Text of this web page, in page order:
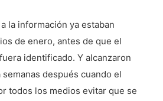
la información ya estaban
de enero, antes de que el
identificado. Y alcanzaron
después cuando el
todos los medios evitar que se